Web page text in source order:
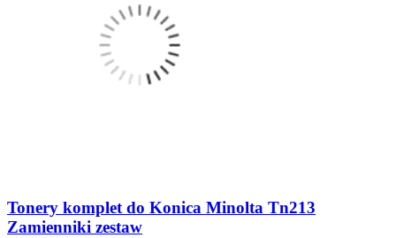
Tonery komplet do Konica Minolta Tn213
Zamienniki zestaw